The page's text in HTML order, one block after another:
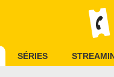
SÉRIES